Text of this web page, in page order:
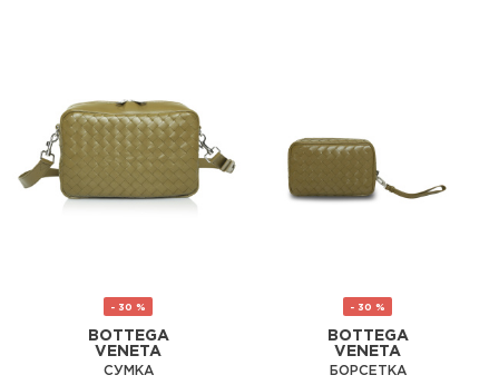
- 30 %
BOTTEGA
VENETA
СУМКА
- 30 %
BOTTEGA
VENETA
БОРСЕТКА